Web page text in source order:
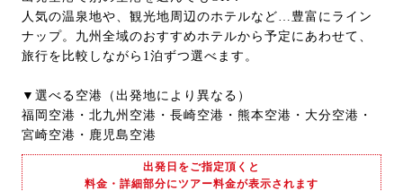
人気の温泉地や、観光地周辺のホテルなど…豊富にライン
ナップ。九州全域のおすすめホテルから予定にあわせて、
旅行を比較しながら1泊ずつ選べます。
▼選べる空港（出発地により異なる）
福岡空港・北九州空港・長崎空港・熊本空港・大分空港・
宮崎空港・鹿児島空港
出発日をご指定頂くと
料金・詳細部分にツアー料金が表示されます